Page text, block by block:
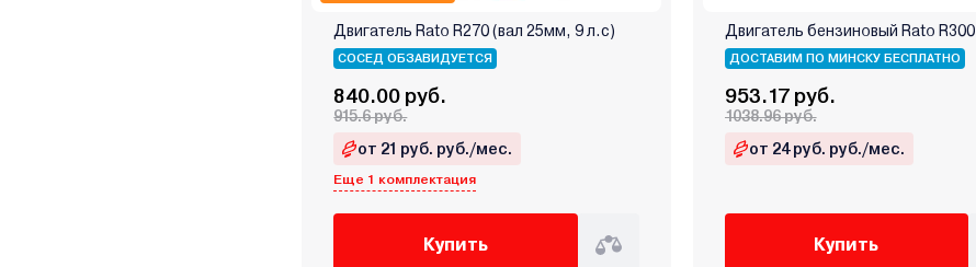
Двигатель Rato R270 (вал 25мм, 9 л.с)
СОСЕД ОБЗАВИДУЕТСЯ
840.00 руб.
915.6 руб.
от 21 руб. руб./мес.
Еще 1 комплектация
Купить
Двигатель бензиновый Rato R300
ДОСТАВИМ ПО МИНСКУ БЕСПЛАТНО
953.17 руб.
1038.96 руб.
от 24 руб. руб./мес.
Купить